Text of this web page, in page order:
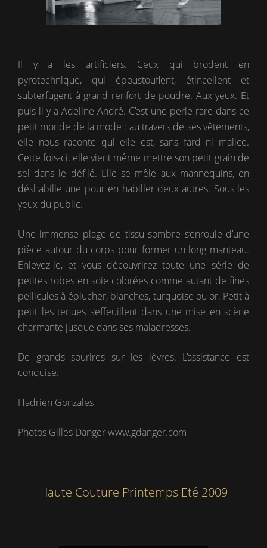
Il y a les artificiers. Ceux qui brodent en
pyrotechnique, qui époustouflent, étincellent et
subterfugent à grand renfort de poudre. Aux yeux. Et
puis il y a Adeline André. C’est une perle rare dans ce
petit monde de la mode : au travers de ses vêtements,
elle nous raconte qui elle est, sans fard ni malice.
Cette fois-ci, elle vient même mettre son petit grain de
sel dans le défilé. Elle se mêle aux mannequins, en
déshabille une pour en habiller deux autres. Sous les
yeux du public.
Une immense plage de tissu sombre s’enroule d’une
pièce autour du corps pour former un long manteau.
Enlevez-le, et vous découvrirez toute une série de
petites robes en soie colorées comme autant de fines
pellicules à éplucher, blanches, turquoise ou or. Petit à
petit les tenues s’effeuillent dans une mise en scène
charmante jusque dans ses maladresses.
De grands sourires sur les lèvres. L’assistance est
conquise.
Hadrien Gonzales
Photos Gilles Danger www.gdanger.com
Haute Couture Printemps Eté 2009